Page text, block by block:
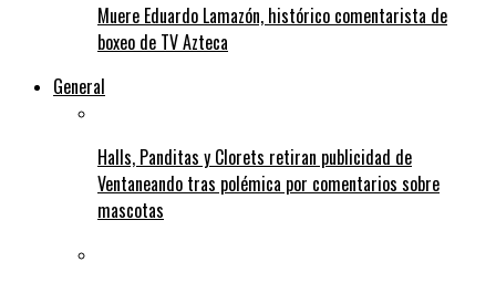
Muere Eduardo Lamazón, histórico comentarista de
boxeo de TV Azteca
General
Halls, Panditas y Clorets retiran publicidad de
Ventaneando tras polémica por comentarios sobre
mascotas